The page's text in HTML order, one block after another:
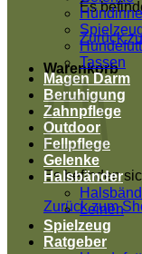
Es
Zurück
Warenkorb
Es befinden
Zurück zum
Tassen
Magen Darm
Beruhigung
Zahnpflege
Outdoor
Fellpflege
Gelenke
Halsbänder
Leinen
Spielzeug
Ratgeber